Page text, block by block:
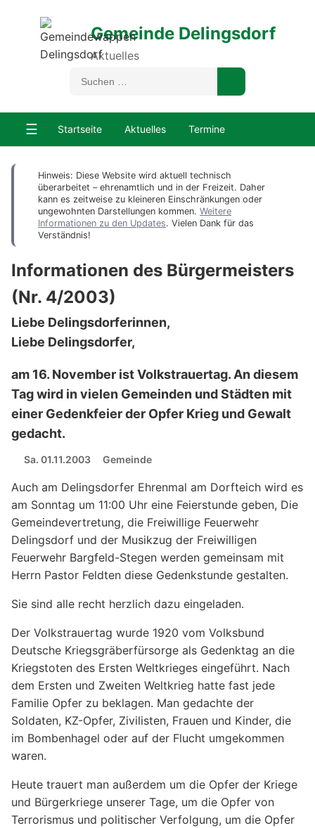
Gemeinde Delingsdorf
Aktuelles
☰ Startseite Aktuelles Termine
Hinweis: Diese Website wird aktuell technisch
überarbeitet – ehrenamtlich und in der Freizeit. Daher
kann es zeitweise zu kleineren Einschränkungen oder
ungewohnten Darstellungen kommen. Weitere
Informationen zu den Updates. Vielen Dank für das
Verständnis!
Informationen des Bürgermeisters
(Nr. 4/2003)
Liebe Delingsdorferinnen,
Liebe Delingsdorfer,
am 16. November ist Volkstrauertag. An diesem
Tag wird in vielen Gemeinden und Städten mit
einer Gedenkfeier der Opfer Krieg und Gewalt
gedacht.
Sa. 01.11.2003 Gemeinde
Auch am Delingsdorfer Ehrenmal am Dorfteich wird es
am Sonntag um 11:00 Uhr eine Feierstunde geben, Die
Gemeindevertretung, die Freiwillige Feuerwehr
Delingsdorf und der Musikzug der Freiwilligen
Feuerwehr Bargfeld-Stegen werden gemeinsam mit
Herrn Pastor Feldten diese Gedenkstunde gestalten.
Sie sind alle recht herzlich dazu eingeladen.
Der Volkstrauertag wurde 1920 vom Volksbund
Deutsche Kriegsgräberfürsorge als Gedenktag an die
Kriegstoten des Ersten Weltkrieges eingeführt. Nach
dem Ersten und Zweiten Weltkrieg hatte fast jede
Familie Opfer zu beklagen. Man gedachte der
Soldaten, KZ-Opfer, Zivilisten, Frauen und Kinder, die
im Bombenhagel oder auf der Flucht umgekommen
waren.
Heute trauert man außerdem um die Opfer der Kriege
und Bürgerkriege unserer Tage, um die Opfer von
Terrorismus und politischer Verfolgung, um die Opfer